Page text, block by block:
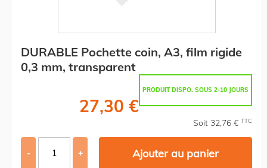
DURABLE Pochette coin, A3, film rigide
0,3 mm, transparent
PRODUIT DISPO. SOUS 2-10 JOURS
27,30 €
Soit 32,76 € TTC
- + Ajouter au panier